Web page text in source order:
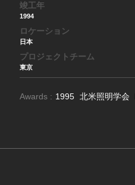
竣工年
1994
ロケーション
日本
プロジェクトチーム
東京
Awards : 1995 北米照明学会